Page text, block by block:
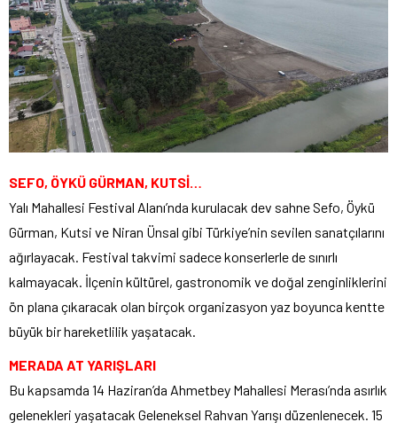
SEFO, ÖYKÜ GÜRMAN, KUTSİ…
Yalı Mahallesi Festival Alanı’nda kurulacak dev sahne Sefo, Öykü
Gürman, Kutsi ve Niran Ünsal gibi Türkiye’nin sevilen sanatçılarını
ağırlayacak. Festival takvimi sadece konserlerle de sınırlı
kalmayacak. İlçenin kültürel, gastronomik ve doğal zenginliklerini
ön plana çıkaracak olan birçok organizasyon yaz boyunca kentte
büyük bir hareketlilik yaşatacak.
MERADA AT YARIŞLARI
Bu kapsamda 14 Haziran’da Ahmetbey Mahallesi Merası’nda asırlık
gelenekleri yaşatacak Geleneksel Rahvan Yarışı düzenlenecek. 15